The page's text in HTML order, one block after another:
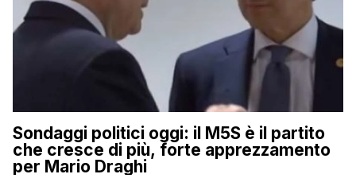
Sondaggi politici oggi: il M5S è il partito
che cresce di più, forte apprezzamento
per Mario Draghi